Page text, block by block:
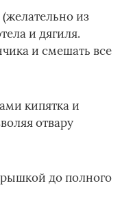
(желательно из
и дягиля.
и смешать все
кипятка и
отвару
до полного